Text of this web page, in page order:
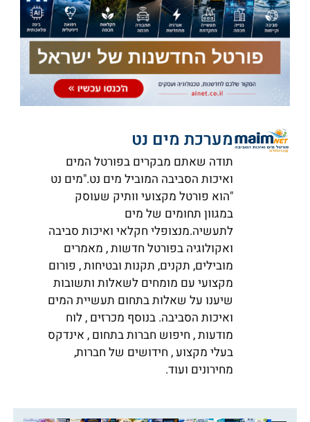
מערכת מים נט
תודה שאתם מבקרים בפורטל המים
ואיכות הסביבה המוביל מים נט."מים נט
"הוא פורטל מקצועי וותיק שעוסק
במגוון תחומים של מים
לתעשיה.מנצופלי חקלאי ואיכות סביבה
ואקולוגיה בפורטל חדשות , מאמרים
מובילים, תקנים, תקנות ובטיחות , פורום
מקצועי עם מומחים לשאלות ותשובות
שיענו על שאלות בתחום תעשיית המים
ואיכות הסביבה. בנוסף מכרזים , לוח
מודעות , חיפוש חברות בתחום , אינדקס
בעלי מקצוע , חידושים של חברות,
מחירונים ועוד.